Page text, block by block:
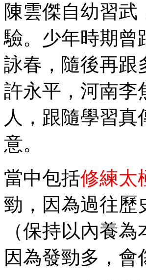
陳雲傑自幼習武
驗。少年時期曾
詠春，隨後再跟
許永平，河南李
人，跟隨學習
意。
當中包括修練太
勁，因為過往歷
（保持以內養
因為發勁多，